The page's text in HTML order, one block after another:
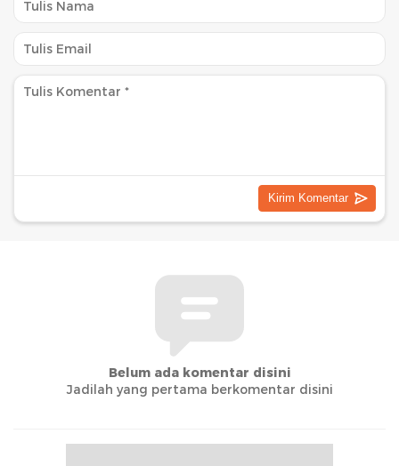
Belum ada komentar disini
Jadilah yang pertama berkomentar disini